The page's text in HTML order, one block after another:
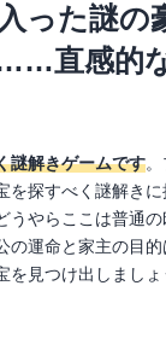
った謎の
直感的
謎解きゲームです
を探すべく謎解き
うやらここは普通
の運命と家主の目
を見つけ出しましょ